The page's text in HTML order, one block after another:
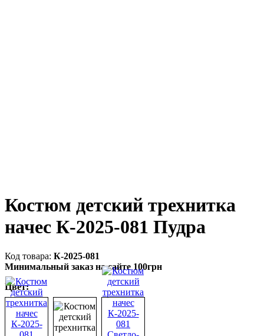
Костюм детский трехнитка
начес К-2025-081 Пудра
К-2025-081
Минимальный заказ на сайте 100грн
Цвет: